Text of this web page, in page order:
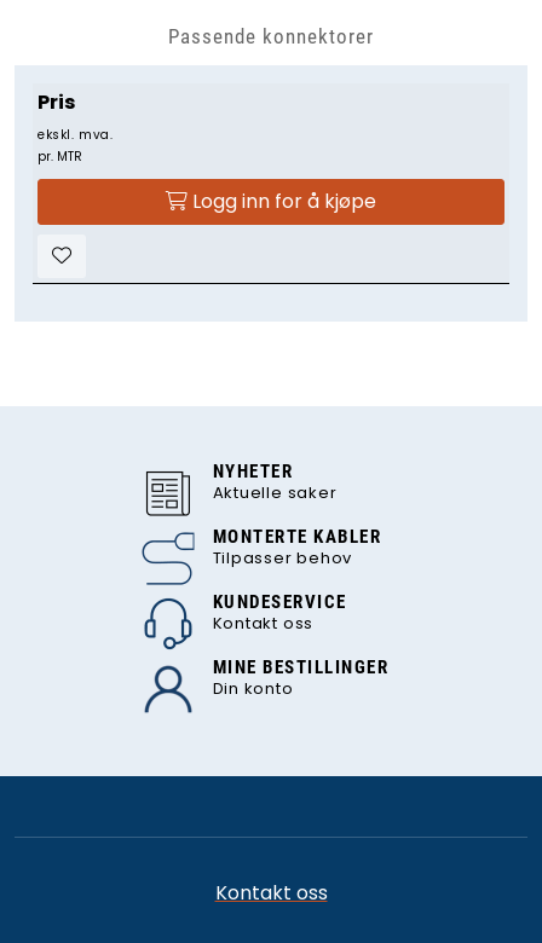
Passende konnektorer
Pris
ekskl. mva.
pr. MTR
Logg inn for å kjøpe
NYHETER
Aktuelle saker
MONTERTE KABLER
Tilpasser behov
KUNDESERVICE
Kontakt oss
MINE BESTILLINGER
Din konto
Kontakt oss